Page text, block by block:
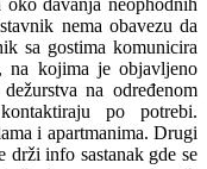
davanja neophodnih
nema obavezu da
sa gostima komunicira
na kojima je objavljeno
na određenom
po potrebi.
i apartmanima. Drugi
drži info sastanak gde se